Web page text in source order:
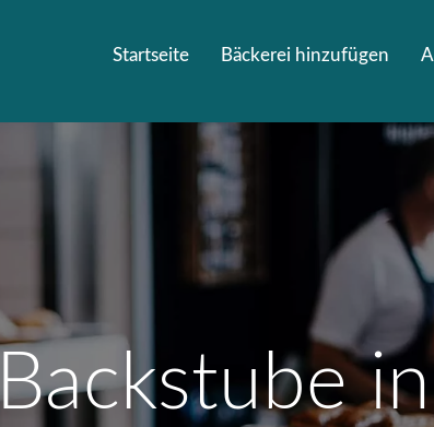
Startseite Bäckerei hinzufügen